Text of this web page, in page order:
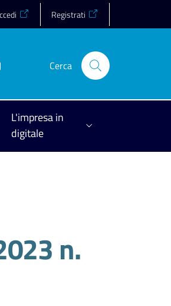
Registrati
Cerca
L'impresa in
digitale
n.